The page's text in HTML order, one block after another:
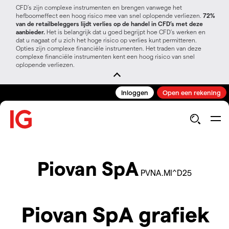
CFD’s zijn complexe instrumenten en brengen vanwege het
hefboomeffect een hoog risico mee van snel oplopende verliezen. 72%
van de retailbeleggers lijdt verlies op de handel in CFD’s met deze
aanbieder. Het is belangrijk dat u goed begrijpt hoe CFD's werken en
dat u nagaat of u zich het hoge risico op verlies kunt permitteren.
Opties zijn complexe financiële instrumenten. Het traden van deze
complexe financiële instrumenten kent een hoog risico van snel
oplopende verliezen.
Inloggen Open een rekening
Piovan SpA PVNA.MI^D25
Piovan SpA grafiek